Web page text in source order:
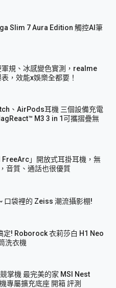
Slim 7 Aura Edition 觸控AI筆
規、冰感變色實測，realme
，效能x娛樂全都要！
、AirPods耳機 三個設備充電
M3 3 in 1可攜摺疊無
FreeArc」開放式耳掛耳機，無
音質、通話也很優質
口袋裡的 Zeiss 潮流攝影棚!
定! Roborock 衣莉莎白 H1 Neo
洗衣機
掌機 最完美的家 MSI Nest
專屬擴充底座 開箱 評測